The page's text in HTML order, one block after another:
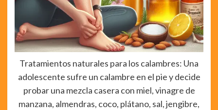
Tratamientos naturales para los calambres: Una
adolescente sufre un calambre en el pie y decide
probar una mezcla casera con miel, vinagre de
manzana, almendras, coco, plátano, sal, jengibre,